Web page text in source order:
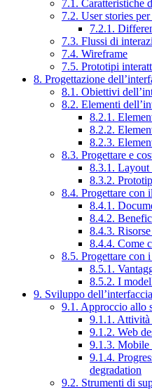
7.1. Caratteristiche
7.2. User stories
7.2.1.
7.3. Flussi di
7.4. Wireframe
7.5. Prototipi
8. Progettazione
8.1. Obiettivi
8.2. Elementi
8.2.1.
8.2.2.
8.2.3.
8.3. Progettare e
8.3.1. Layout
8.3.2.
8.4. Progettare con
8.4.1.
8.4.2.
8.4.3.
8.4.4. Come
8.5. Progettare con
8.5.1.
8.5.2. I
9. Sviluppo dell’interfaccia
9.1. Approccio allo
9.1.1.
9.1.2. Web
9.1.3. Mobile
9.1.4.
degradation
9.2. Strumenti di